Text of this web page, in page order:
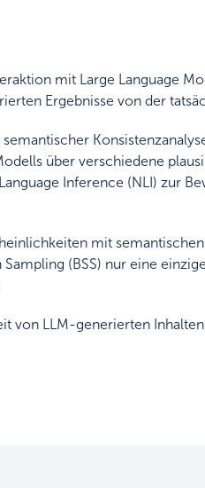
mit Large Language
Ergebnisse von der
über verschiedene
Inference (NLI) zur
mit
(BSS) nur eine
von LLM-generierten